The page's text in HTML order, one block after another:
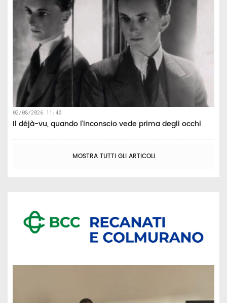
02/08/2026 11:40
Il déjà-vu, quando l’inconscio vede prima degli occhi
MOSTRA TUTTI GLI ARTICOLI